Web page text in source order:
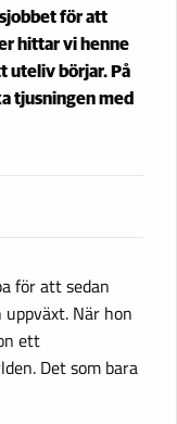
för att
hittar vi henne
uteliv börjar. På
tjusningen med
för att sedan
När hon
ett
Det som bara